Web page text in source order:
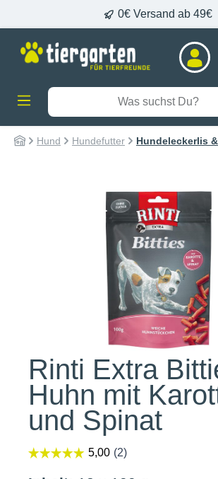
0€ Versand ab 49€
Hund Hundefutter Hundeleckerlis
Bildergalerie überspringen
Rinti Extra
Huhn mit
und Spinat